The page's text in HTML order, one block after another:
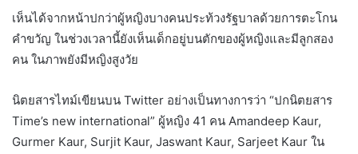
เห็นได้จากหน้าปกว่าผู้หญิงบางคนประท้วงรัฐบาลด้วยการตะโกน
คำขวัญ ในช่วงเวลานี้ยังเห็นเด็กอยู่บนตักของผู้หญิงและมีลูกสอง
คน ในภาพยังมีหญิงสูงวัย
นิตยสารไทม์เขียนบน Twitter อย่างเป็นทางการว่า “ปกนิตยสาร
Time’s new international” ผู้หญิง 41 คน Amandeep Kaur,
Gurmer Kaur, Surjit Kaur, Jaswant Kaur, Sarjeet Kaur ใน